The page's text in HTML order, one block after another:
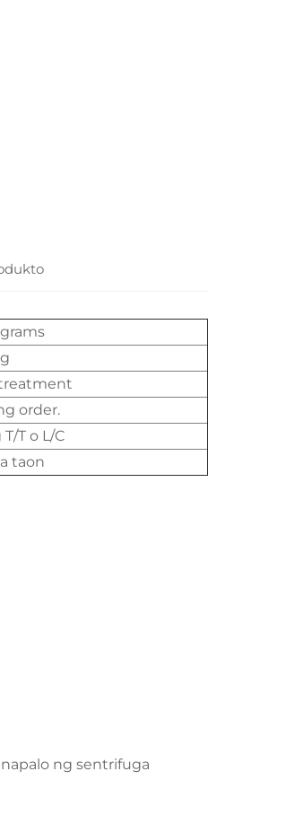
order.
T o L/C
taon
ng sentrifuga